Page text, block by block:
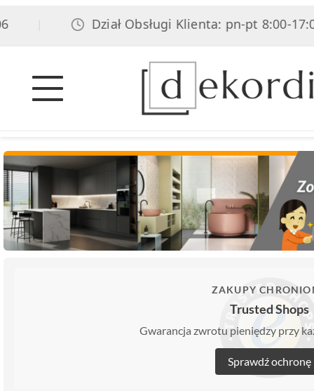
Dział Obsługi Klienta: pn-pt 8:00-17:00,
ZAKUPY
Trusted Shops
Gwarancja zwrotu pieniędzy przy
Sprawdź ochronę